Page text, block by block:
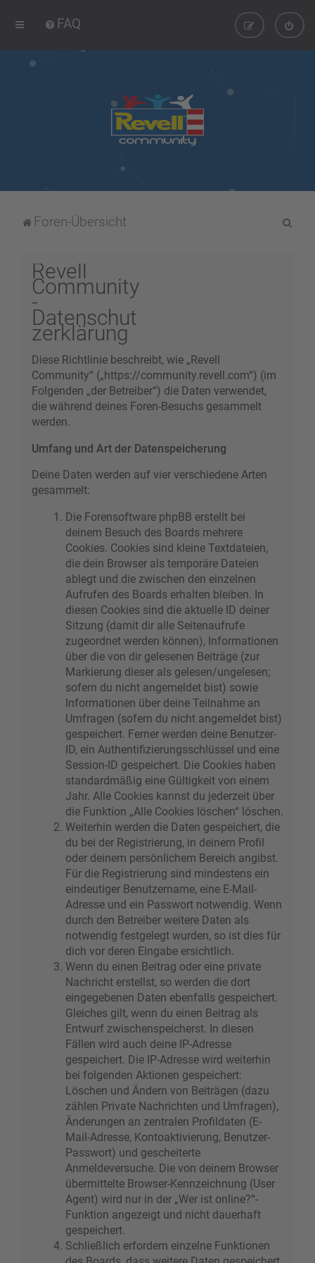
FAQ
Foren-Übersicht
Revell
Community
-
Datenschut
zerklärung
Diese Richtlinie beschreibt, wie „Revell
Community“ („https://community.revell.com“) (im
Folgenden „der Betreiber“) die Daten verwendet,
die während deines Foren-Besuchs gesammelt
werden.
Umfang und Art der Datenspeicherung
Deine Daten werden auf vier verschiedene Arten
gesammelt:
Die Forensoftware phpBB erstellt bei
deinem Besuch des Boards mehrere
Cookies. Cookies sind kleine Textdateien,
die dein Browser als temporäre Dateien
ablegt und die zwischen den einzelnen
Aufrufen des Boards erhalten bleiben. In
diesen Cookies sind die aktuelle ID deiner
Sitzung (damit dir alle Seitenaufrufe
zugeordnet werden können), Informationen
über die von dir gelesenen Beiträge (zur
Markierung dieser als gelesen/ungelesen;
sofern du nicht angemeldet bist) sowie
Informationen über deine Teilnahme an
Umfragen (sofern du nicht angemeldet bist)
gespeichert. Ferner werden deine Benutzer-
ID, ein Authentifizierungsschlüssel und eine
Session-ID gespeichert. Die Cookies haben
standardmäßig eine Gültigkeit von einem
Jahr. Alle Cookies kannst du jederzeit über
die Funktion „Alle Cookies löschen“ löschen.
Weiterhin werden die Daten gespeichert, die
du bei der Registrierung, in deinem Profil
oder deinem persönlichem Bereich angibst.
Für die Registrierung sind mindestens ein
eindeutiger Benutzername, eine E-Mail-
Adresse und ein Passwort notwendig. Wenn
durch den Betreiber weitere Daten als
notwendig festgelegt wurden, so ist dies für
dich vor deren Eingabe ersichtlich.
Wenn du einen Beitrag oder eine private
Nachricht erstellst, so werden die dort
eingegebenen Daten ebenfalls gespeichert.
Gleiches gilt, wenn du einen Beitrag als
Entwurf zwischenspeicherst. In diesen
Fällen wird auch deine IP-Adresse
gespeichert. Die IP-Adresse wird weiterhin
bei folgenden Aktionen gespeichert:
Löschen und Ändern von Beiträgen (dazu
zählen Private Nachrichten und Umfragen),
Änderungen an zentralen Profildaten (E-
Mail-Adresse, Kontoaktivierung, Benutzer-
Passwort) und gescheiterte
Anmeldeversuche. Die von deinem Browser
übermittelte Browser-Kennzeichnung (User
Agent) wird nur in der „Wer ist online?“-
Funktion angezeigt und nicht dauerhaft
gespeichert.
Schließlich erfordern einzelne Funktionen